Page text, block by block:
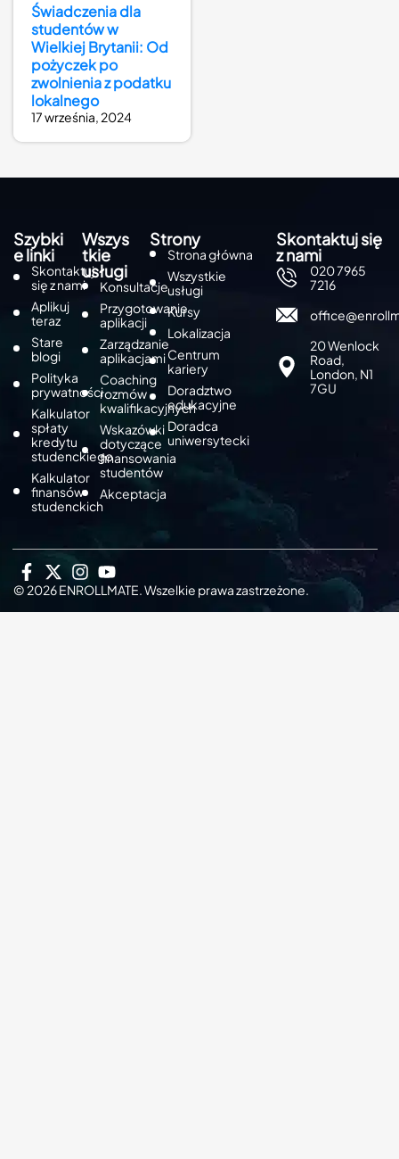
Świadczenia dla
studentów w
Wielkiej Brytanii: Od
pożyczek po
zwolnienia z podatku
lokalnego
17 września, 2024
Szybki
e linki
Skontaktuj
się z nami
Aplikuj
teraz
Stare
blogi
Polityka
prywatności
Kalkulator
spłaty
kredytu
studenckiego
Kalkulator
finansów
studenckich
Wszys
tkie
usługi
Konsultacje
Przygotowanie
aplikacji
Zarządzanie
aplikacjami
Coaching
rozmów
kwalifikacyjnych
Wskazówki
dotyczące
finansowania
studentów
Akceptacja
Strony
Strona główna
Wszystkie
usługi
Kursy
Lokalizacja
Centrum
kariery
Doradztwo
edukacyjne
Doradca
uniwersytecki
Skontaktuj się
z nami
020 7965
7216
20 Wenlock
Road,
London, N1
7GU
© 2026 ENROLLMATE. Wszelkie prawa zastrzeżone.